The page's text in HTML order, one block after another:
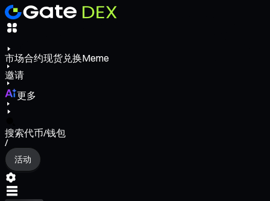
市场合约现货兑换Meme
邀请
更多
搜索代币/钱包
/
活动